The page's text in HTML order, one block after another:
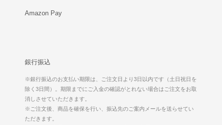
Amazon Pay
銀行振込
※銀行振込のお支払い期限は、ご注文日より3日以内です（土日祝日を
除く3日間）。期限までにご入金の確認がとれない場合はご注文をお取
消しさせていただきます。
※ご注文後、商品を確保を行い、振込先のご案内メールを送らせてい
ただきます。